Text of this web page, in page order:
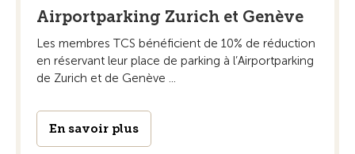
Airportparking Zurich et Genève
Les membres TCS bénéficient de 10% de réduction
en réservant leur place de parking à l’Airportparking
de Zurich et de Genève ...
En savoir plus